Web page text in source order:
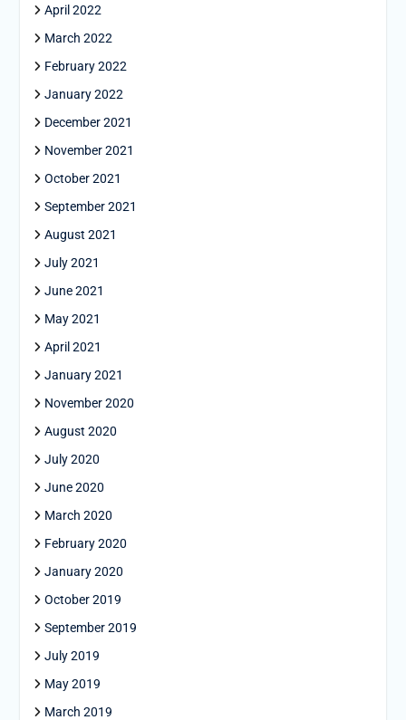
April 2022
March 2022
February 2022
January 2022
December 2021
November 2021
October 2021
September 2021
August 2021
July 2021
June 2021
May 2021
April 2021
January 2021
November 2020
August 2020
July 2020
June 2020
March 2020
February 2020
January 2020
October 2019
September 2019
July 2019
May 2019
March 2019